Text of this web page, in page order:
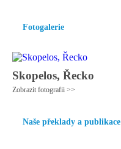
Fotogalerie
Skopelos, Řecko
Zobrazit fotografii >>
Naše překlady a publikace